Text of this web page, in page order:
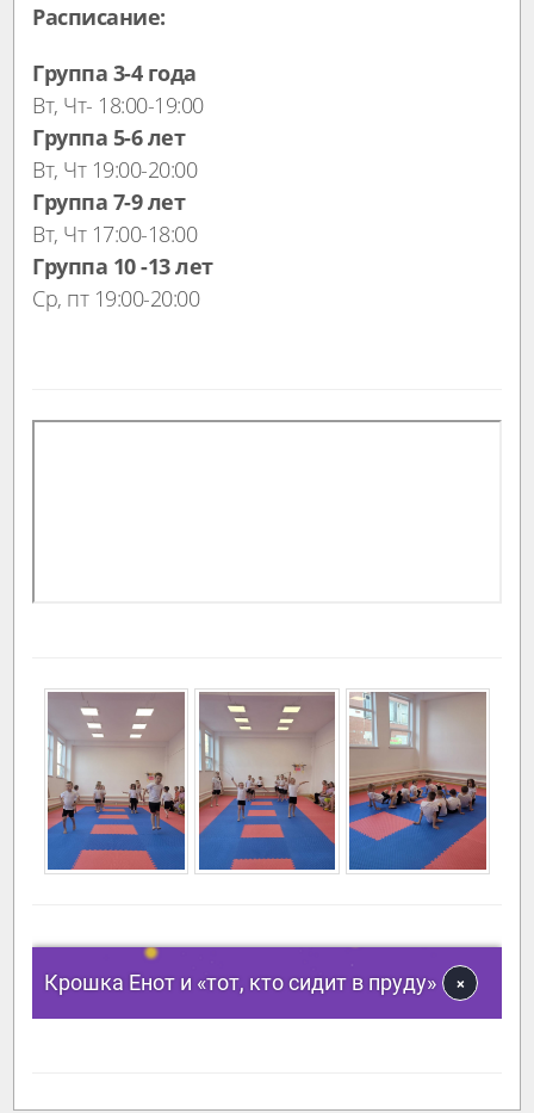
Расписание:
Группа 3-4 года
Вт, Чт- 18:00-19:00
Группа 5-6 лет
Вт, Чт 19:00-20:00
Группа 7-9 лет
Вт, Чт 17:00-18:00
Группа 10 -13 лет
Ср, пт 19:00-20:00